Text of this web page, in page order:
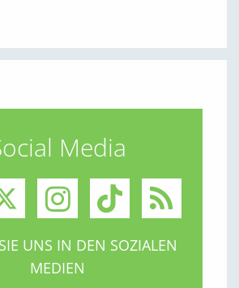
Media
UNS IN DEN SOZIALEN
MEDIEN